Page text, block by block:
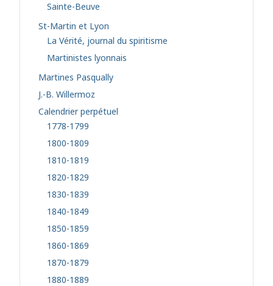
Sainte-Beuve
St-Martin et Lyon
La Vérité, journal du spiritisme
Martinistes lyonnais
Martines Pasqually
J.-B. Willermoz
Calendrier perpétuel
1778-1799
1800-1809
1810-1819
1820-1829
1830-1839
1840-1849
1850-1859
1860-1869
1870-1879
1880-1889